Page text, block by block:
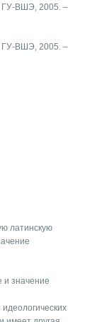
ГУ-ВШЭ, 2005. –
ГУ-ВШЭ, 2005. –
латинскую
и значение